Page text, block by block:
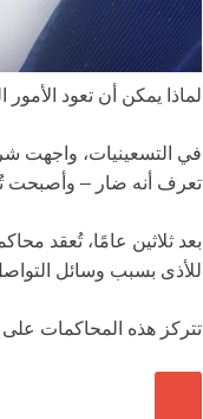
لماذا يمكن أن تعود
في التسعينيات، واجهت
تعرف أنه ضار – وأصبحت
بعد ثلاثين عامًا، تُعقد
للأذى بسبب وسائل
تتركز هذه المحاكمات